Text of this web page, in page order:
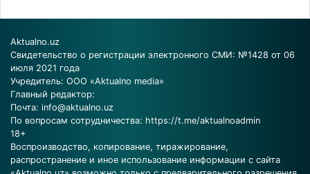
Aktualno.uz
Свидетельство о регистрации электронного СМИ: №1428 от 06
июля 2021 года
Учредитель: ООО «Aktualno media»
Главный редактор:
Почта: info@aktualno.uz
По вопросам сотрудничества: https://t.me/aktualnoadmin
18+
Воспроизводство, копирование, тиражирование,
распространение и иное использование информации с сайта